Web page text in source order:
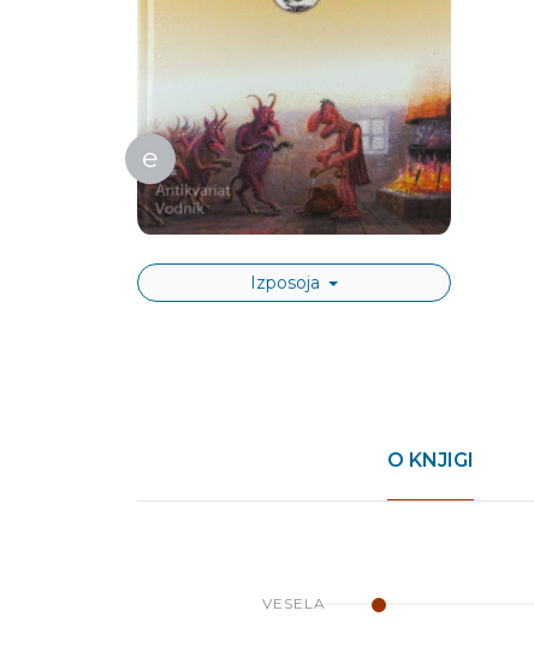
e
Izposoja
O KNJIGI
VESELA